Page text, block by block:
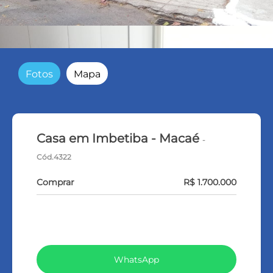
Fotos Mapa
Casa em Imbetiba - Macaé -
Cód.4322
Comprar R$ 1.700.000
WhatsApp